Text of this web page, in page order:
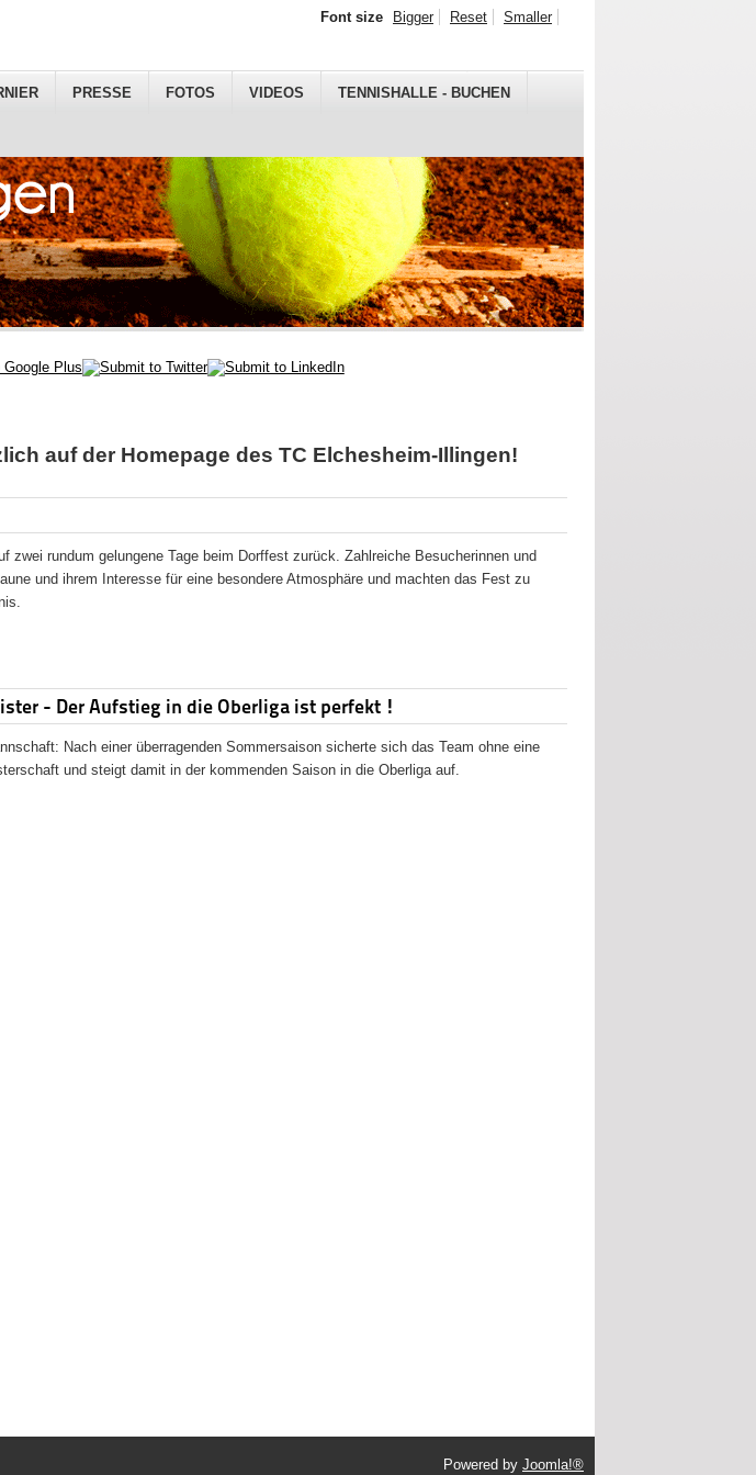
PRESSE FOTOS VIDEOS TENNISHALLE - BUCHEN
Font size Bigger Reset Smaller
auf der Homepage des TC Elchesheim-Illingen!
zwei rundum gelungene Tage beim Dorffest zurück. Zahlreiche Besucherinnen und
und ihrem Interesse für eine besondere Atmosphäre und machten das Fest zu
- Der Aufstieg in die Oberliga ist perfekt !
Nach einer überragenden Sommersaison sicherte sich das Team ohne eine
und steigt damit in der kommenden Saison in die Oberliga auf.
Powered by Joomla!®